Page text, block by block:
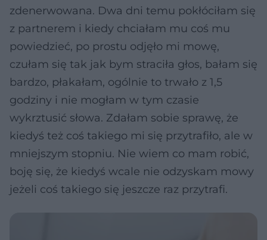
zdenerwowana. Dwa dni temu pokłóciłam się
z partnerem i kiedy chciałam mu coś mu
powiedzieć, po prostu odjęło mi mowę,
czułam się tak jak bym straciła głos, bałam się
bardzo, płakałam, ogólnie to trwało z 1,5
godziny i nie mogłam w tym czasie
wykrztusić słowa. Zdałam sobie sprawę, że
kiedyś też coś takiego mi się przytrafiło, ale w
mniejszym stopniu. Nie wiem co mam robić,
boję się, że kiedyś wcale nie odzyskam mowy
jeżeli coś takiego się jeszcze raz przytrafi.